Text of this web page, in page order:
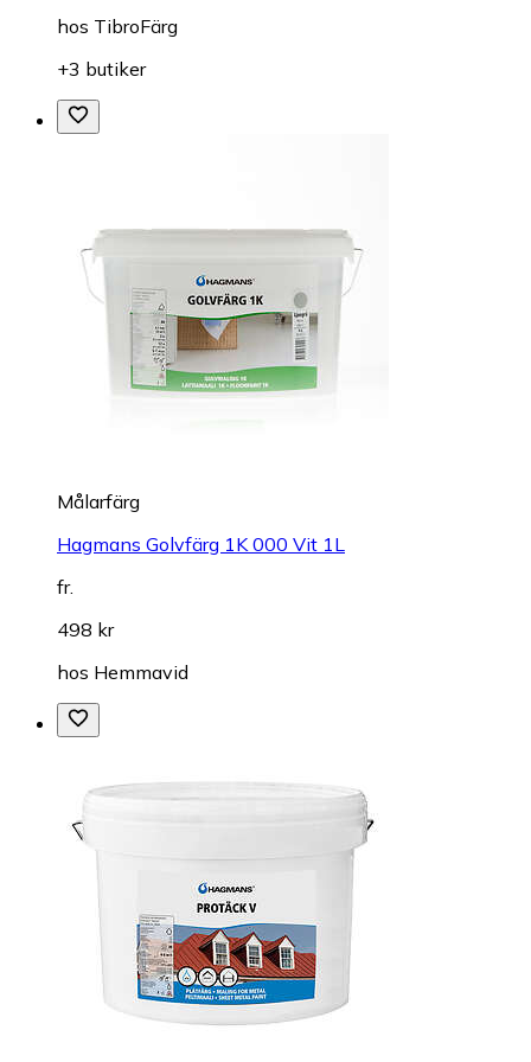
hos TibroFärg
+3 butiker
Målarfärg
Hagmans Golvfärg 1K 000 Vit 1L
fr.
498 kr
hos Hemmavid